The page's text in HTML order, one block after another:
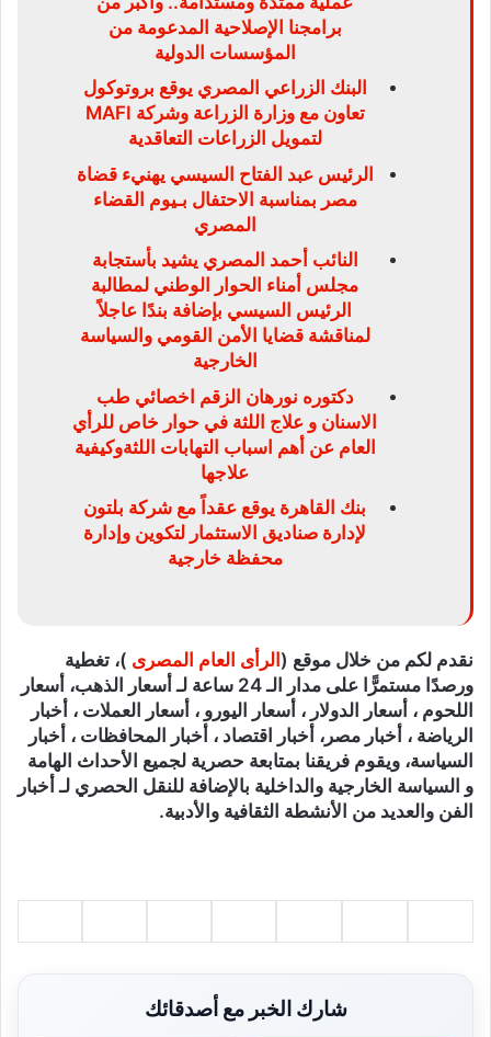
برامجنا الإصلاحية المدعومة من
المؤسسات الدولية
البنك الزراعي المصري يوقع بروتوكول
تعاون مع وزارة الزراعة وشركة MAFI
لتمويل الزراعات التعاقدية
الرئيس عبد الفتاح السيسي يهنيء قضاة
مصر بمناسبة الاحتفال بـيوم القضاء
المصري
النائب أحمد المصري يشيد بأستجابة
مجلس أمناء الحوار الوطني لمطالبة
الرئيس السيسي بإضافة بندًا عاجلاً
لمناقشة قضايا الأمن القومي والسياسة
الخارجية
دكتوره نورهان الزقم اخصائي طب
الاسنان و علاج اللثة في حوار خاص للرأي
العام عن أهم اسباب التهابات اللثةوكيفية
علاجها
بنك القاهرة يوقع عقداً مع شركة بلتون
لإدارة صناديق الاستثمار لتكوين وإدارة
محفظة خارجية
نقدم لكم من خلال موقع ( الرأى العام المصرى )، تغطية
ورصدًا مستمرًّا على مدار الـ 24 ساعة لـ أسعار الذهب، أسعار
اللحوم ، أسعار الدولار ، أسعار اليورو ، أسعار العملات ، أخبار
الرياضة ، أخبار مصر، أخبار اقتصاد ، أخبار المحافظات ، أخبار
السياسة، ويقوم فريقنا بمتابعة حصرية لجميع الأحداث الهامة
و السياسة الخارجية والداخلية بالإضافة للنقل الحصري لـ أخبار
الفن والعديد من الأنشطة الثقافية والأدبية.
شارك الخبر مع أصدقائك